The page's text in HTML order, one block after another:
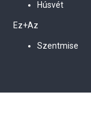
Húsvét
Ez+Az
Szentmise